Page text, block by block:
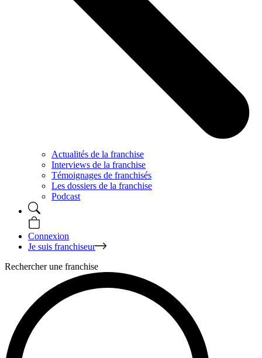
Actualités de la franchise
Interviews de la franchise
Témoignages de franchisés
Les dossiers de la franchise
Podcast
Connexion
Je suis franchiseur
Rechercher une franchise